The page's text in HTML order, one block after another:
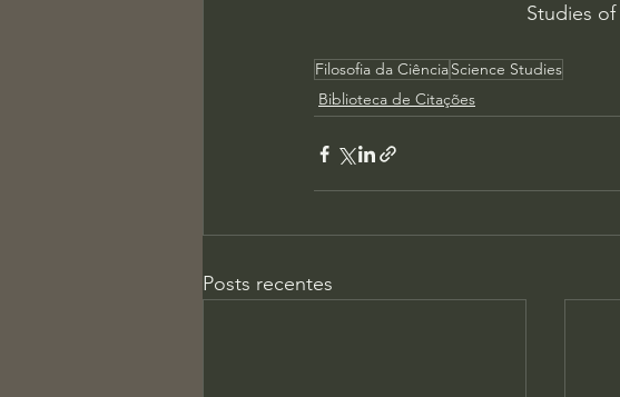
Studies of
Filosofia da CiênciaScience Studies
Biblioteca de Citações
Posts recentes